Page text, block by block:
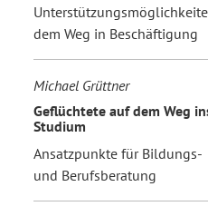
dem Weg in Beschäftigung
Michael Grüttner
Geflüchtete auf dem Weg
Studium
Ansatzpunkte für Bildungs-
und Berufsberatung